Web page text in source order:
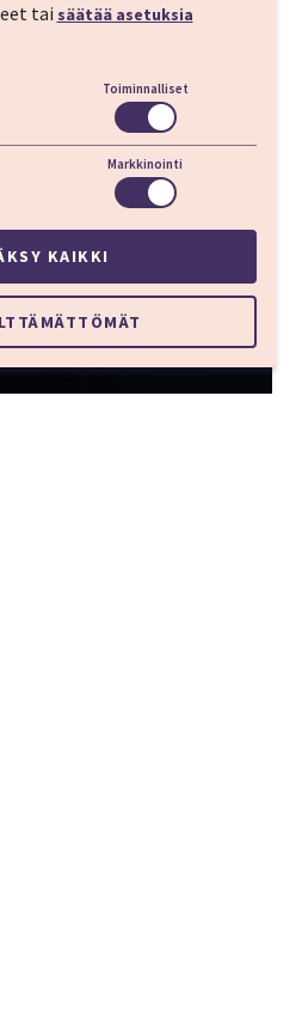
tai säätää asetuksia
Toiminnalliset
Markkinointi
KAIKKI